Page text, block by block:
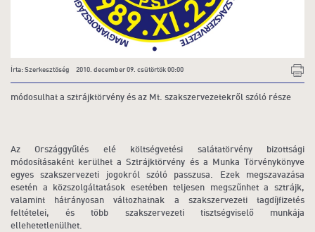
Írta: Szerkesztőség 2010. december 09. csütörtök 00:00
módosulhat a sztrájktörvény és az Mt. szakszervezetekről szóló része
Az Országgyűlés elé költségvetési salátatörvény bizottsági
módosításaként kerülhet a Sztrájktörvény és a Munka Törvénykönyve
egyes szakszervezeti jogokról szóló passzusa. Ezek megszavazása
esetén a közszolgáltatások esetében teljesen megszűnhet a sztrájk,
valamint hátrányosan változhatnak a szakszervezeti tagdíjfizetés
feltételei, és több szakszervezeti tisztségviselő munkája
ellehetetlenülhet.